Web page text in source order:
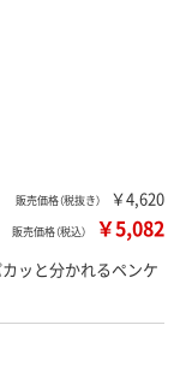
販売価格（税抜き） ￥4,620
販売価格（税込） ￥5,082
ッと分かれるペンケ